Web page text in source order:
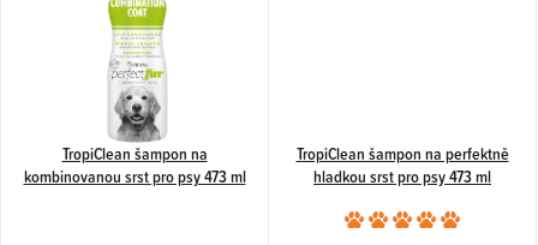
TropiClean šampon na
kombinovanou srst pro psy 473 ml
TropiClean šampon na perfektně
hladkou srst pro psy 473 ml